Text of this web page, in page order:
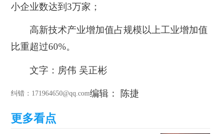
小企业数达到3万家；
高新技术产业增加值占规模以上工业增加值
比重超过60%。
文字：房伟 吴正彬
纠错 ：171964650@qq.com编辑： 陈捷